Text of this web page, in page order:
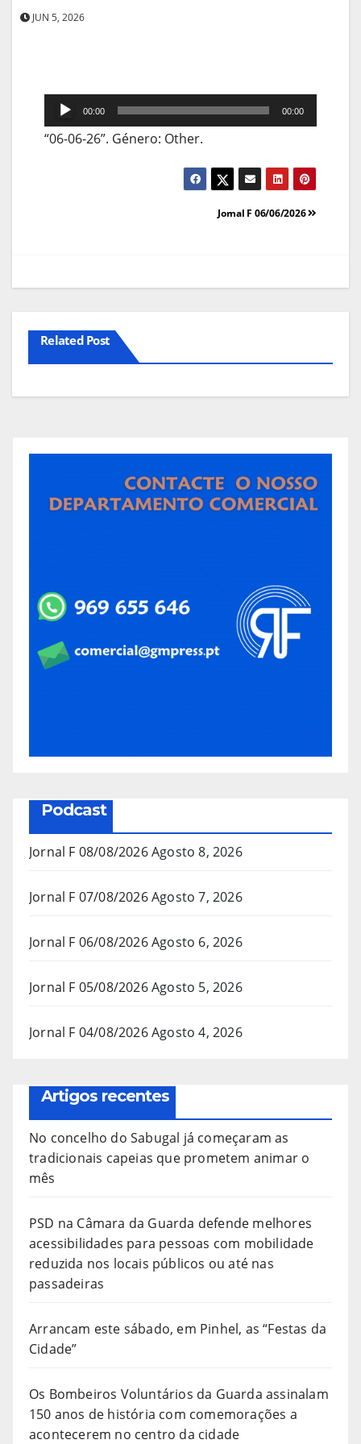
JUN 5, 2026
Reprodutor
de
00:00 00:00
“06-06-26”. Género: Other.
Jornal F 06/06/2026
Related Post
Podcast
Jornal F 08/08/2026Agosto 8, 2026
Jornal F 07/08/2026Agosto 7, 2026
Jornal F 06/08/2026Agosto 6, 2026
Jornal F 05/08/2026Agosto 5, 2026
Jornal F 04/08/2026Agosto 4, 2026
Artigos recentes
No concelho do Sabugal já começaram as
tradicionais capeias que prometem animar o
mês
PSD na Câmara da Guarda defende melhores
acessibilidades para pessoas com mobilidade
reduzida nos locais públicos ou até nas
passadeiras
Arrancam este sábado, em Pinhel, as “Festas da
Cidade”
Os Bombeiros Voluntários da Guarda assinalam
150 anos de história com comemorações a
acontecerem no centro da cidade